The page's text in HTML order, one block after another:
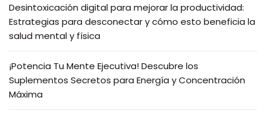
Desintoxicación digital para mejorar la productividad:
Estrategias para desconectar y cómo esto beneficia la
salud mental y física
¡Potencia Tu Mente Ejecutiva! Descubre los
Suplementos Secretos para Energía y Concentración
Máxima